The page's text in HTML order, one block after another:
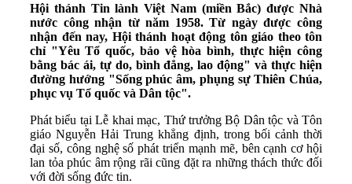
Hội thánh Tin lành Việt Nam (miền Bắc) được Nhà
nước công nhận từ năm 1958. Từ ngày được công
nhận đến nay, Hội thánh hoạt động tôn giáo theo tôn
chỉ "Yêu Tổ quốc, bảo vệ hòa bình, thực hiện công
bằng bác ái, tự do, bình đẳng, lao động" và thực hiện
đường hướng "Sống phúc âm, phụng sự Thiên Chúa,
phục vụ Tổ quốc và Dân tộc".
Phát biểu tại Lễ khai mạc, Thứ trưởng Bộ Dân tộc và Tôn
giáo Nguyễn Hải Trung khẳng định, trong bối cảnh thời
đại số, công nghệ số phát triển mạnh mẽ, bên cạnh cơ hội
lan tỏa phúc âm rộng rãi cũng đặt ra những thách thức đối
với đời sống đức tin.